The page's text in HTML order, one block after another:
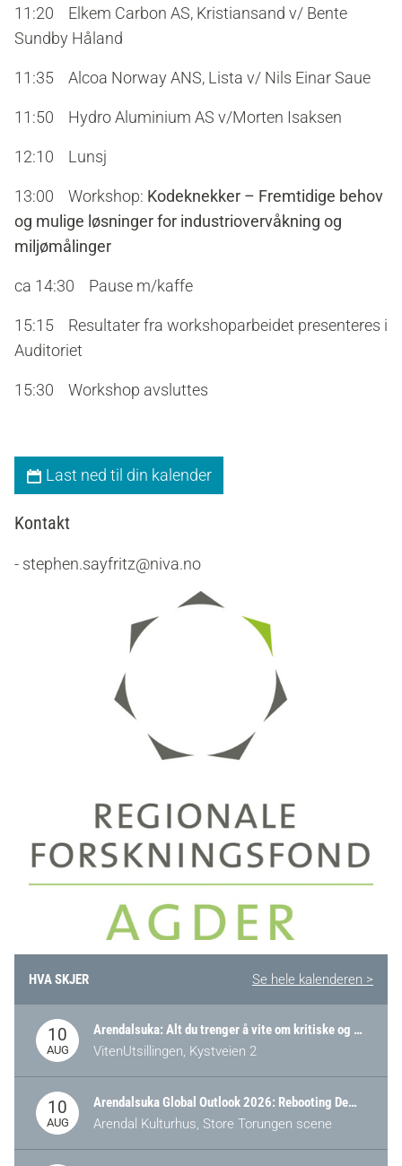
11:20 Elkem Carbon AS, Kristiansand v/ Bente
Sundby Håland
11:35 Alcoa Norway ANS, Lista v/ Nils Einar Saue
11:50 Hydro Aluminium AS v/Morten Isaksen
12:10 Lunsj
13:00 Workshop: Kodeknekker – Fremtidige behov
og mulige løsninger for industriovervåkning og
miljømålinger
ca 14:30 Pause m/kaffe
15:15 Resultater fra workshoparbeidet presenteres i
Auditoriet
15:30 Workshop avsluttes
Last ned til din kalender
Kontakt
- stephen.sayfritz@niva.no
HVA SKJER Se hele kalenderen >
10
AUG
Arendalsuka: Alt du trenger å vite om kritiske og strategiske verdikjeder i Norge
VitenUtsillingen, Kystveien 2
10
AUG
Arendalsuka Global Outlook 2026: Rebooting Democracy for a New World Order
Arendal Kulturhus, Store Torungen scene